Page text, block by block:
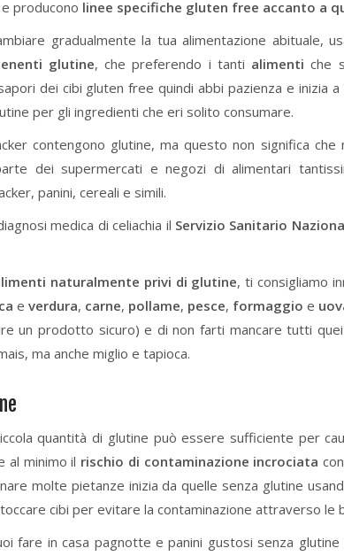
producono linee specifiche gluten free accanto a
gradualmente la tua alimentazione abituale,
glutine, che preferendo i tanti alimenti che
dei cibi gluten free quindi abbi pazienza e inizia
per gli ingredienti che eri solito consumare.
contengono glutine, ma questo non significa
dei supermercati e negozi di alimentari
panini, cereali e simili.
medica di celiachia il Servizio Sanitario
naturalmente privi di glutine, ti consigliamo
everdura, carne, pollame, pesce, formaggio e
un prodotto sicuro) e di non farti mancare tutti quei
ma anche miglio e tapioca.
quantità di glutine può essere sufficiente per
al minimo il rischio di contaminazione incrociata
molte pietanze inizia da quelle senza glutine
cibi per evitare la contaminazione attraverso le
fare in casa pagnotte e panini gustosi senza